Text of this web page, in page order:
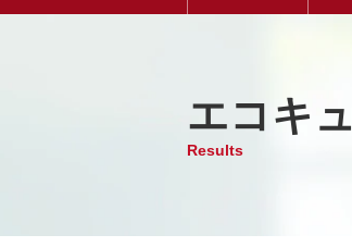
エコキ
Results